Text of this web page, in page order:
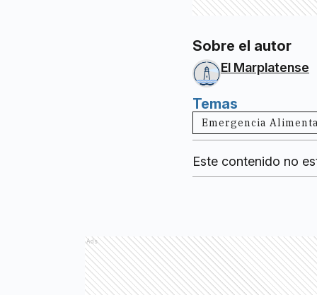
Sobre el autor
El Marplatense
Temas
Emergencia
Este contenido no
Ads